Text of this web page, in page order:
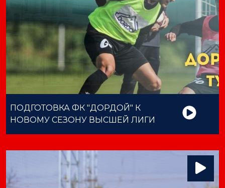
ПОДГОТОВКА ФК "ДОРДОЙ" К
НОВОМУ СЕЗОНУ ВЫСШЕЙ ЛИГИ